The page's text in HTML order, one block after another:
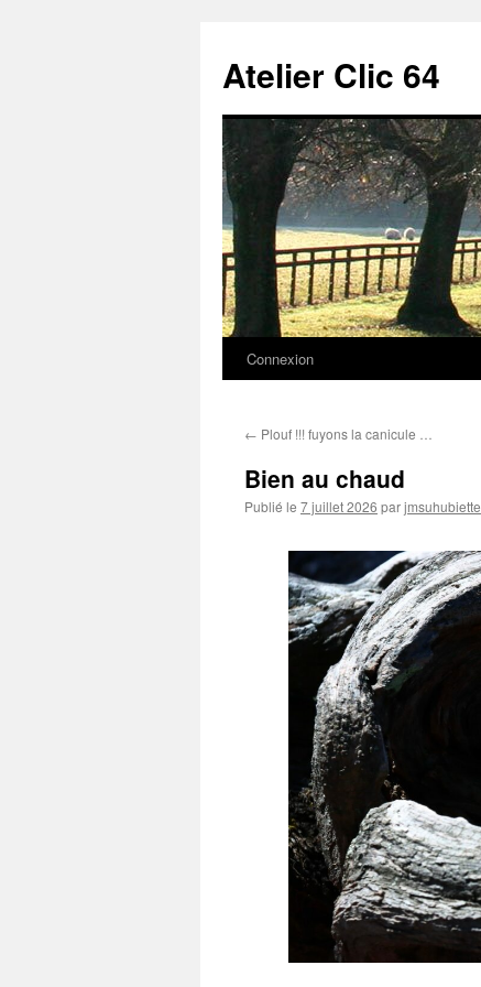
contenu
Atelier Clic 64
Connexion
← Plouf !!! fuyons la canicule …
Bien au chaud
Publié le 7 juillet 2026 parjmsuhubiette